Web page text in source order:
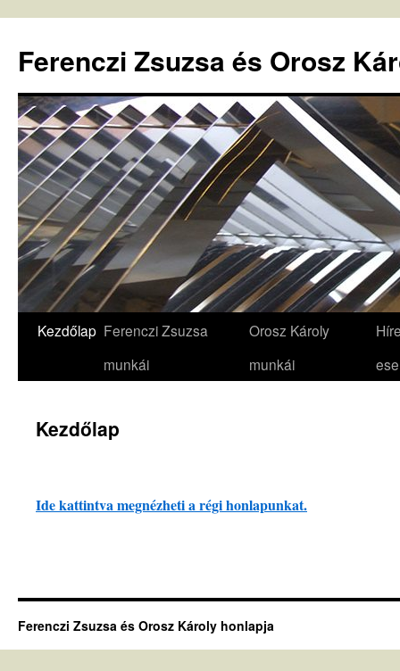
Ferenczi Zsuzsa és Orosz
Kilépés
Kezdőlap Ferenczi Zsuzsa
munkái
Orosz Károly
munkái
Kezdőlap
Ide kattintva megnézheti a régi honlapunkat.
Ferenczi Zsuzsa és Orosz Károly honlapja